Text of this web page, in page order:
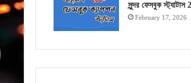
সুন্দর ফেসবুক স্ট্যাটাস
February 17, 2026